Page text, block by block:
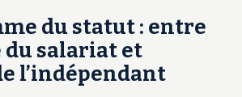
du statut : entre
salariat et
l’indépendant